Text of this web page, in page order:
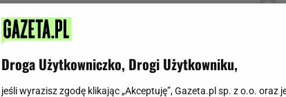
Droga Użytkowniczko, Drogi Użytkowniku,
jeśli wyrazisz zgodę klikając „Akceptuję”, Gazeta.pl sp. z o.o. oraz